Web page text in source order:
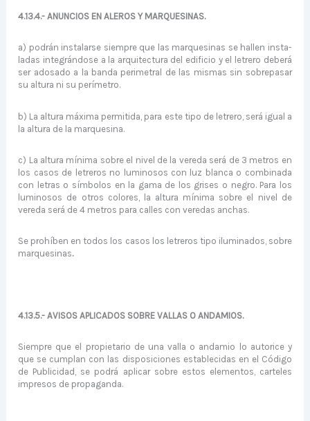
4.13.4.- ANUNCIOS EN ALEROS Y MARQUESINAS.
a) podrán instalarse siempre que las marquesinas se hallen insta­
ladas integrándose a la arquitectura del edificio y el letrero deberá
ser adosado a la banda perimetral de las mismas sin sobre­pasar
su altura ni su perímetro.
b) La altura máxima permitida, para este tipo de letrero, será igual a
la altura de la marquesina.
c) La altura mínima sobre el nivel de la vereda será de 3 metros en
los casos de letreros no luminosos con luz blanca o combinada
con letras o símbolos en la gama de los grises o negro. Para los
luminosos de otros colores, la altura mínima sobre el nivel de
vereda será de 4 metros para calles con veredas anchas.
Se prohíben en todos los casos los letreros tipo iluminados, sobre
marquesinas.
4.13.5.- AVISOS APLICADOS SOBRE VALLAS O ANDAMIOS.
Siempre que el propietario de una valla o andamio lo autorice y
que se cumplan con las disposiciones establecidas en el Código
de Publicidad, se podrá aplicar sobre estos elementos, carteles
impresos de propaganda.